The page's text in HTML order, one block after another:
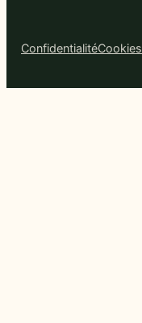
ConfidentialitéCookies